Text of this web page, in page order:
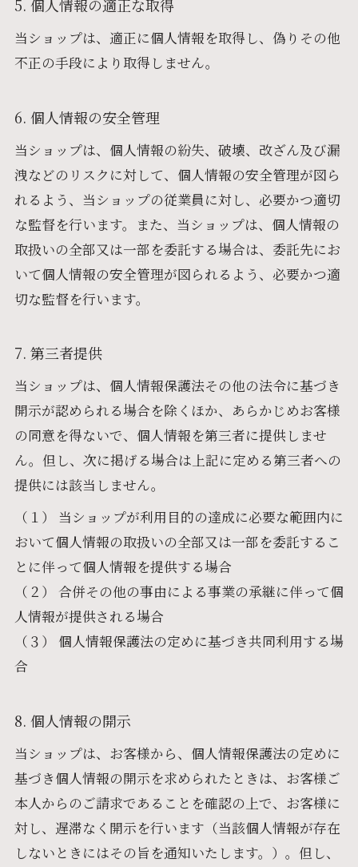
5. 個人情報の適正な取得
当ショップは、適正に個人情報を取得し、偽りその他
不正の手段により取得しません。
6. 個人情報の安全管理
当ショップは、個人情報の紛失、破壊、改ざん及び漏
洩などのリスクに対して、個人情報の安全管理が図ら
れるよう、当ショップの従業員に対し、必要かつ適切
な監督を行います。また、当ショップは、個人情報の
取扱いの全部又は一部を委託する場合は、委託先にお
いて個人情報の安全管理が図られるよう、必要かつ適
切な監督を行います。
7. 第三者提供
当ショップは、個人情報保護法その他の法令に基づき
開示が認められる場合を除くほか、あらかじめお客様
の同意を得ないで、個人情報を第三者に提供しませ
ん。但し、次に掲げる場合は上記に定める第三者への
提供には該当しません。
（１） 当ショップが利用目的の達成に必要な範囲内に
おいて個人情報の取扱いの全部又は一部を委託するこ
とに伴って個人情報を提供する場合
（２） 合併その他の事由による事業の承継に伴って個
人情報が提供される場合
（３） 個人情報保護法の定めに基づき共同利用する場
合
8. 個人情報の開示
当ショップは、お客様から、個人情報保護法の定めに
基づき個人情報の開示を求められたときは、お客様ご
本人からのご請求であることを確認の上で、お客様に
対し、遅滞なく開示を行います（当該個人情報が存在
しないときにはその旨を通知いたします。）。但し、